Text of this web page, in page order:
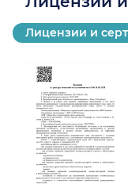
Лицензии и